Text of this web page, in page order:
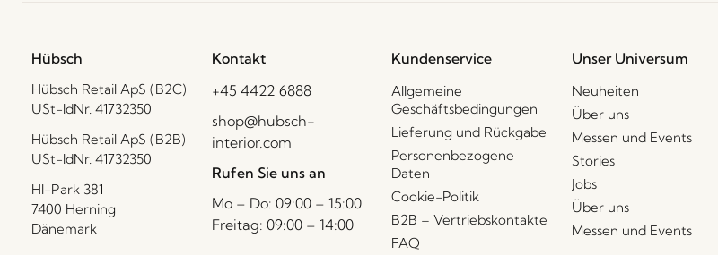
Hübsch
Hübsch Retail ApS (B2C)
USt-IdNr. 41732350
Hübsch Retail ApS (B2B)
USt-IdNr. 41732350
HI-Park 381
7400 Herning
Dänemark
Kontakt
+45 4422 6888
shop@hubsch-
interior.com
Rufen Sie uns an
Mo – Do: 09:00 – 15:00
Freitag: 09:00 – 14:00
Kundenservice
Allgemeine
Geschäftsbedingungen
Lieferung und Rückgabe
Personenbezogene
Daten
Cookie-Politik
B2B – Vertriebskontakte
FAQ
Unser Universum
Neuheiten
Über uns
Messen und Events
Stories
Jobs
Über uns
Messen und Events